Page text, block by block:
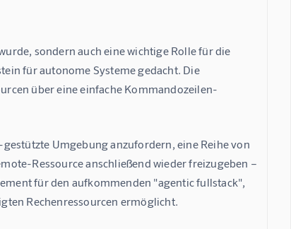
sondern auch eine wichtige Rolle für die
für autonome Systeme gedacht. Die
über eine einfache Kommandozeilen-
Umgebung anzufordern, eine Reihe von
Ressource anschließend wieder freizugeben –
für den aufkommenden "agentic fullstack",
Rechenressourcen ermöglicht.